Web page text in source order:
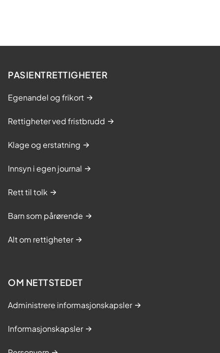
PASIENTRETTIGHETER
Egenandel og frikort
Rettigheter ved fristbrudd
Klage og erstatning
Innsyn i egen journal
Rett til tolk
Barn som pårørende
Alt om rettigheter
OM NETTSTEDET
Administrere informasjonskapsler
Informasjonskapsler